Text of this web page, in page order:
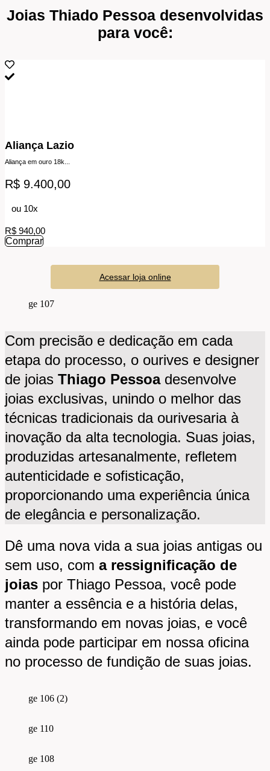
Joias Thiado Pessoa desenvolvidas
para você:
Aliança Lazio
Aliança em ouro 18k...
R$ 9.400,00
ou 10x
R$ 940,00
Comprar
Acessar loja online
Com precisão e dedicação em cada
etapa do processo, o ourives e designer
de joias Thiago Pessoadesenvolve
joias exclusivas, unindo o melhor das
técnicas tradicionais da ourivesaria à
inovação da alta tecnologia. Suas joias,
produzidas artesanalmente, refletem
autenticidade e sofisticação,
proporcionando uma experiência única
de elegância e personalização.
Dê uma nova vida a sua joias antigas ou
sem uso, com a ressignificação de
joias por Thiago Pessoa, você pode
manter a essência e a história delas,
transformando em novas joias, e você
ainda pode participar em nossa oficina
no processo de fundição de suas joias.